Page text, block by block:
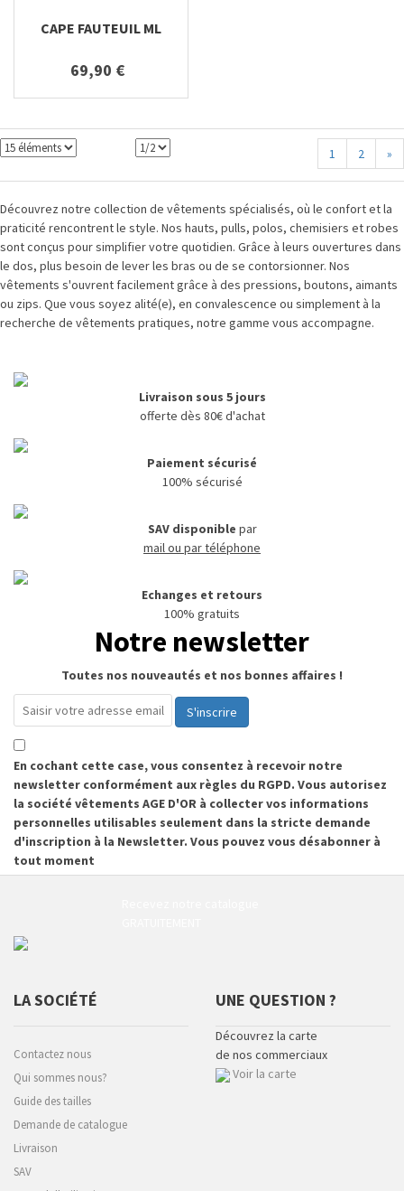
CAPE FAUTEUIL ML
69,90 €
1 2 »
Découvrez notre collection de vêtements spécialisés, où le confort et la
praticité rencontrent le style. Nos hauts, pulls, polos, chemisiers et robes
sont conçus pour simplifier votre quotidien. Grâce à leurs ouvertures dans
le dos, plus besoin de lever les bras ou de se contorsionner. Nos
vêtements s'ouvrent facilement grâce à des pressions, boutons, aimants
ou zips. Que vous soyez alité(e), en convalescence ou simplement à la
recherche de vêtements pratiques, notre gamme vous accompagne.
Livraison sous 5 jours
offerte dès 80€ d'achat
Paiement sécurisé
100% sécurisé
SAV disponible par
mail ou par téléphone
Echanges et retours
100% gratuits
Notre newsletter
Toutes nos nouveautés et nos bonnes affaires !
S'inscrire
En cochant cette case, vous consentez à recevoir notre
newsletter conformément aux règles du RGPD. Vous autorisez
la société vêtements AGE D'OR à collecter vos informations
personnelles utilisables seulement dans la stricte demande
d'inscription à la Newsletter. Vous pouvez vous désabonner à
tout moment
LA SOCIÉTÉ
Contactez nous
Qui sommes nous?
Guide des tailles
Demande de catalogue
Livraison
SAV
UNE QUESTION ?
Découvrez la carte
de nos commerciaux
Voir la carte